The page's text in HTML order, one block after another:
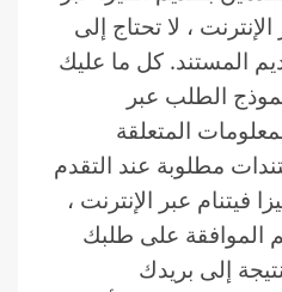
، لا تحتاج إلى
المستند. كل ما عليك
الطلب عبر
المتعلقة
مطلوبة عند التقدم
عبر الإنترنت ،
الموافقة على طلبك
إلى بريدك